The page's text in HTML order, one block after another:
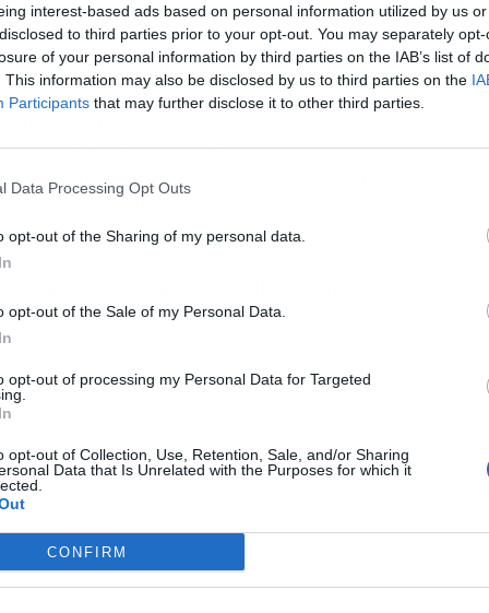
interest-based ads based on personal information utilized by us
to third parties prior to your opt-out. You may separately
of your personal information by third parties on the IAB’s list of
This information may also be disclosed by us to third parties on the
Participants that may further disclose it to other third parties.
Data Processing Opt Outs
opt-out of the Sharing of my personal data.
opt-out of the Sale of my Personal Data.
opt-out of processing my Personal Data for Targeted
opt-out of Collection, Use, Retention, Sale, and/or Sharing
Data that Is Unrelated with the Purposes for which it
CONFIRM
ha existido durante siglosy se ha adaptado a
podido evolucionar para presentar formas
especializadas en serigrafía con
generación, tal como Rótulos Madrid una
y vinilos. Esta empresa ofrece la
publicitarias, utilizando diseños
cliente debe contactar al equipo de Rótulos
su diseño. De igual forma, ofrecen
para uniformes de trabajo, equipos
empresas, etc. Para ello, disponen de una
corta y larga, de cuello redondo o de
la elección del cliente. Con este servicio,
para alcanzar sus objetivos
realizar regalos promocionales a sus